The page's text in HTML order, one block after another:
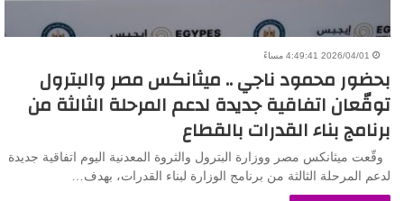
2026/04/01 4:49:41 مساءً
بحضور محمود ناجي .. ميثانكس مصر والبترول
توقّعان اتفاقية جديدة لدعم المرحلة الثالثة من
برنامج بناء القدرات بالقطاع
وقّعت ميثانكس مصر ووزارة البترول والثروة المعدنية اليوم اتفاقية جديدة
لدعم المرحلة الثالثة من برنامج الوزارة لبناء القدرات، بهدف…